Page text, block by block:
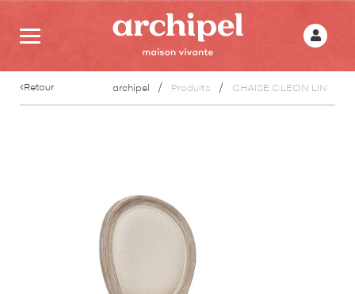
Retour archipel Produits CHAISE CLEON LIN